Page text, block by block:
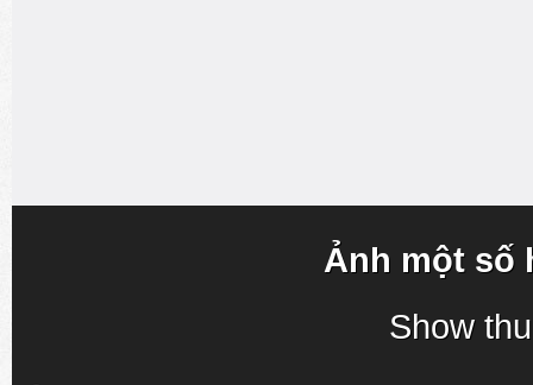
Ảnh một số
Show